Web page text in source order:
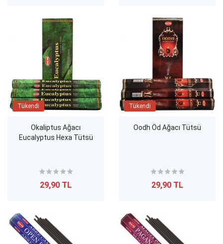
Tükendi
Okaliptus Ağacı
Eucalyptus Hexa Tütsü
29,90 TL
Tükendi
Oodh Öd Ağacı Tütsü
29,90 TL